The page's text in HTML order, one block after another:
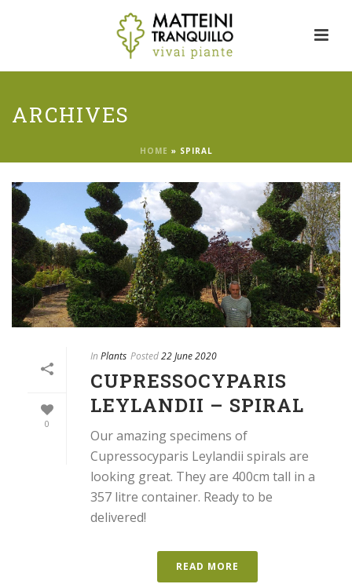
ARCHIVES
HOME » SPIRAL
0
In Plants Posted22 June 2020
CUPRESSOCYPARIS
LEYLANDII – SPIRAL
Our amazing specimens of
Cupressocyparis Leylandii spirals are
looking great. They are 400cm tall in a
357 litre container. Ready to be
delivered!
READ MORE